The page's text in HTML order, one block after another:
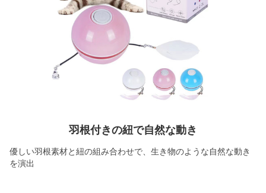
羽根付きの紐で自然な動き
優しい羽根素材と紐の組み合わせで、生き物のような自然な動き
を演出